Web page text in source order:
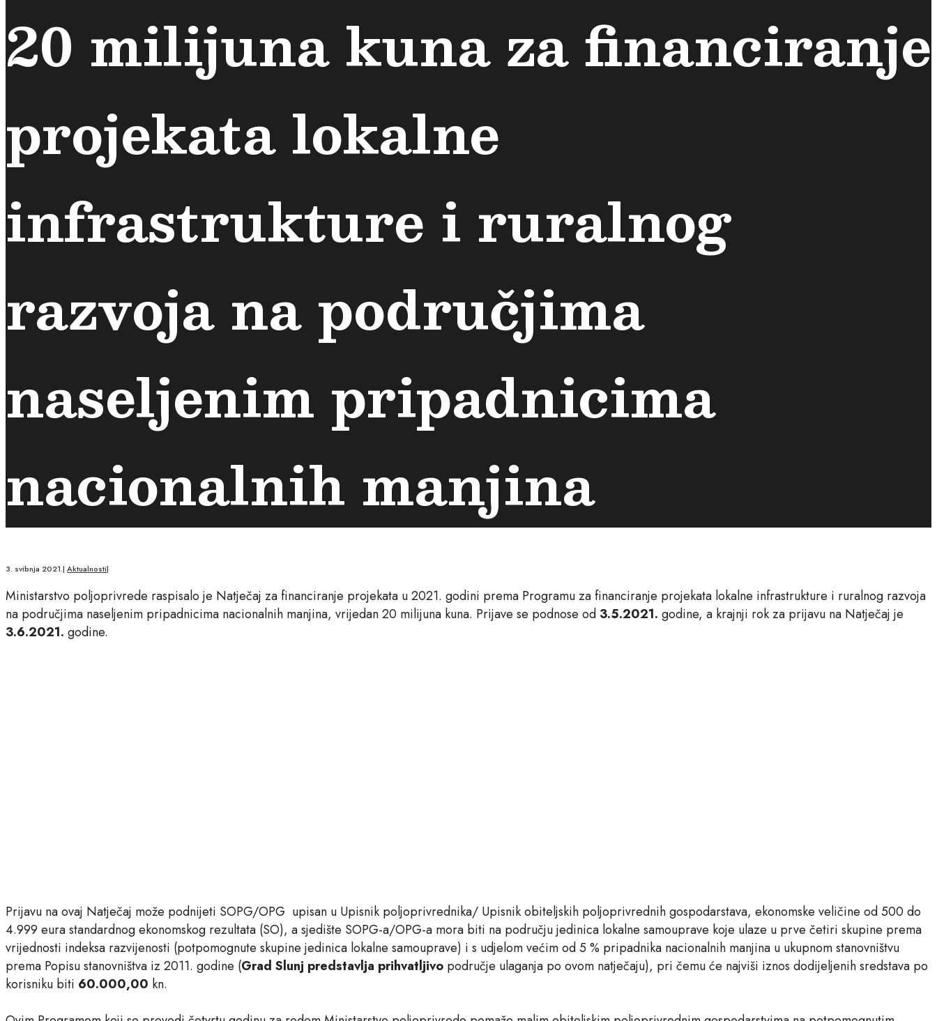
20 milijuna kuna za financiranje
projekata lokalne
infrastrukture i ruralnog
razvoja na područjima
naseljenim pripadnicima
nacionalnih manjina
3. svibnja 2021.| Aktualnosti|
Ministarstvo poljoprivrede raspisalo je Natječaj za financiranje projekata u 2021. godini prema Programu za financiranje projekata lokalne infrastrukture i ruralnog razvoja
na područjima naseljenim pripadnicima nacionalnih manjina, vrijedan 20 milijuna kuna. Prijave se podnose od 3.5.2021. godine, a krajnji rok za prijavu na Natječaj je
3.6.2021. godine.
Prijavu na ovaj Natječaj može podnijeti SOPG/OPG upisan u Upisnik poljoprivrednika/ Upisnik obiteljskih poljoprivrednih gospodarstava, ekonomske veličine od 500 do
4.999 eura standardnog ekonomskog rezultata (SO), a sjedište SOPG-a/OPG-a mora biti na području jedinica lokalne samouprave koje ulaze u prve četiri skupine prema
vrijednosti indeksa razvijenosti (potpomognute skupine jedinica lokalne samouprave) i s udjelom većim od 5 % pripadnika nacionalnih manjina u ukupnom stanovništvu
prema Popisu stanovništva iz 2011. godine (Grad Slunj predstavlja prihvatljivo područje ulaganja po ovom natječaju), pri čemu će najviši iznos dodijeljenih sredstava po
korisniku biti 60.000,00 kn.